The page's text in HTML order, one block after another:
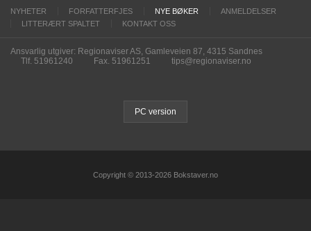
NYHETER FORFATTERFJES NYE BØKER
ANMELDELSER
LITTERÆRT SPALTET
KONTAKT OSS
Ansvarlig utgiver: Regionaviser AS, Gamleveien 87, 4315 Sandnes
Tlf. 51961240
Fax. 51961251 tips@regionaviser.no
PC version
Copyright © 2013-2026 Bokstaver.no